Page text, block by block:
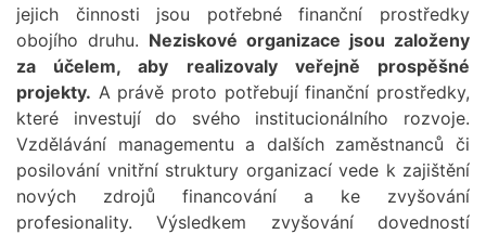
jejich činnosti jsou potřebné finanční prostředky
obojího druhu. Neziskové organizace jsou založeny
za účelem, aby realizovaly veřejně prospěšné
projekty. A právě proto potřebují finanční prostředky,
které investují do svého institucionálního rozvoje.
Vzdělávání managementu a dalších zaměstnanců či
posilování vnitřní struktury organizací vede k zajištění
nových zdrojů financování a ke zvyšování
profesionality. Výsledkem zvyšování dovedností